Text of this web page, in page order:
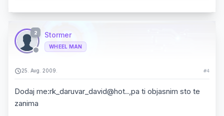
2 Stormer
WHEEL MAN
25. Avg. 2009. #4
Dodaj me:rk_daruvar_david@hot..,pa ti objasnim sto te
zanima